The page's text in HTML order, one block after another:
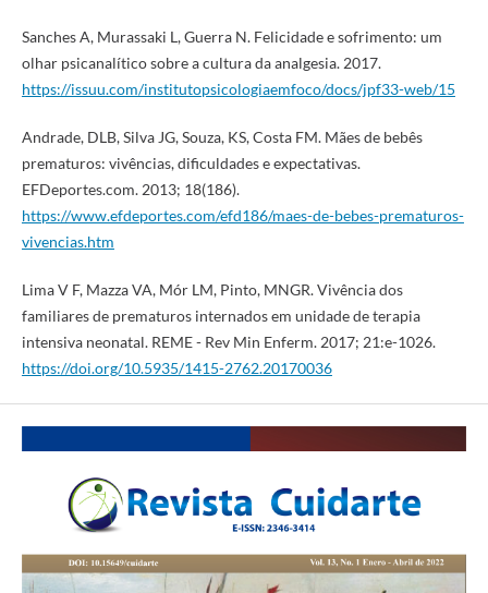
Sanches A, Murassaki L, Guerra N. Felicidade e sofrimento: um
olhar psicanalítico sobre a cultura da analgesia. 2017.
https://issuu.com/institutopsicologiaemfoco/docs/jpf33-web/15
Andrade, DLB, Silva JG, Souza, KS, Costa FM. Mães de bebês
prematuros: vivências, dificuldades e expectativas.
EFDeportes.com. 2013; 18(186).
https://www.efdeportes.com/efd186/maes-de-bebes-prematuros-
vivencias.htm
Lima V F, Mazza VA, Mór LM, Pinto, MNGR. Vivência dos
familiares de prematuros internados em unidade de terapia
intensiva neonatal. REME - Rev Min Enferm. 2017; 21:e-1026.
https://doi.org/10.5935/1415-2762.20170036